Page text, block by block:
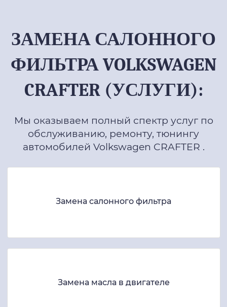
ЗАМЕНА САЛОННОГО
ФИЛЬТРА VOLKSWAGEN
CRAFTER (УСЛУГИ):
Мы оказываем полный спектр услуг по
обслуживанию, ремонту, тюнингу
автомобилей Volkswagen CRAFTER .
Замена салонного фильтра
Замена масла в двигателе